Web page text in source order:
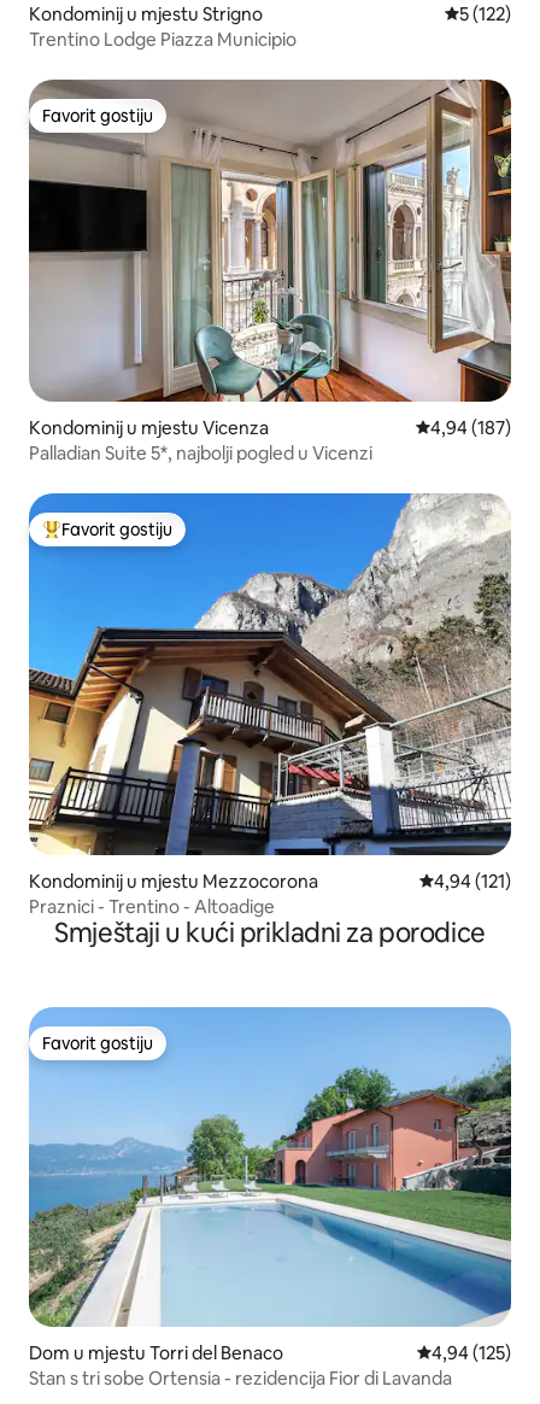
Kondominij u mjestu Strigno Prosječna
5 (122)
Trentino Lodge Piazza Municipio
Favorit gostiju
Favorit gostiju
Kondominij u mjestu Vicenza Prosječna
4,94 (187)
Palladian Suite 5*, najbolji pogled u Vicenzi
Glavni favorit gostiju
Favorit gostiju
Kondominij u mjestu Mezzocorona Prosječna
4,94 (121)
Praznici - Trentino - Altoadige
Smještaji u kući prikladni za porodice
Favorit gostiju
Favorit gostiju
Dom u mjestu Torri del Benaco Prosječna
4,94 (125)
Stan s tri sobe Ortensia - rezidencija Fior di Lavanda